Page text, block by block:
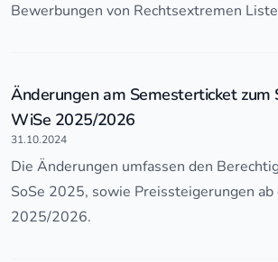
Bewerbungen von Rechtsextremen
Änderungen am Semesterticket zum
WiSe 2025/2026
31.10.2024
Die Änderungen umfassen den
SoSe 2025, sowie Preissteigerungen
2025/2026.